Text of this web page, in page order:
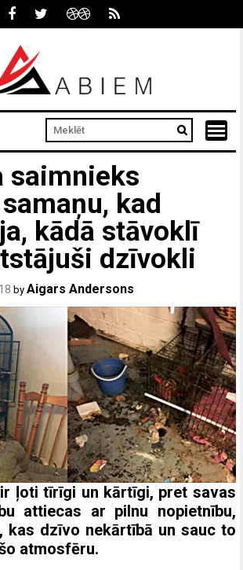
saimnieks
kad
kādā stāvoklī
dzīvokli
byAigars Andersons
ļoti tīrīgi un kārtīgi, pret savas
attiecas ar pilnu nopietnību,
kas dzīvo nekārtībā un sauc to
atmosfēru.